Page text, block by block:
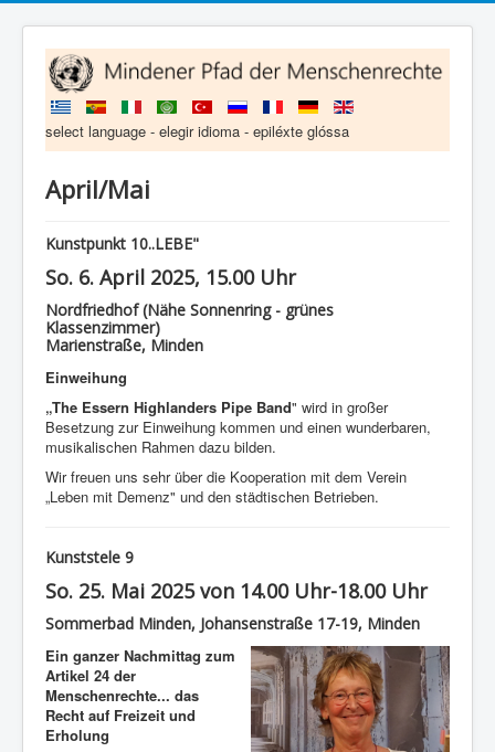
select language - elegir idioma - epiléxte glóssa
April/Mai
Kunstpunkt 10..LEBE"
So. 6. April 2025, 15.00 Uhr
Nordfriedhof (Nähe Sonnenring - grünes
Klassenzimmer)
Marienstraße, Minden
Einweihung
„The Essern Highlanders Pipe Band" wird in großer
Besetzung zur Einweihung kommen und einen wunderbaren,
musikalischen Rahmen dazu bilden.
Wir freuen uns sehr über die Kooperation mit dem Verein
„Leben mit Demenz" und den städtischen Betrieben.
Kunststele 9
So. 25. Mai 2025 von 14.00 Uhr-18.00 Uhr
Sommerbad Minden, Johansenstraße 17-19, Minden
Ein ganzer Nachmittag zum
Artikel 24 der
Menschenrechte... das
Recht auf Freizeit und
Erholung